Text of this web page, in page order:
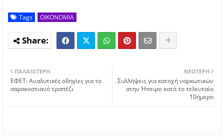
Tags ΟΙΚΟΝΟΜΙΑ
ΝΕΌΤΕΡΗ
Συλλήψεις για κατοχή ναρκωτικών
στην Ήπειρο κατά το τελευταίο
10ήμερο
ΠΑΛΑΙΌΤΕΡΗ
ΕΦΕΤ: Αναλυτικές οδηγίες για το
σαρακοστιανό τραπέζι